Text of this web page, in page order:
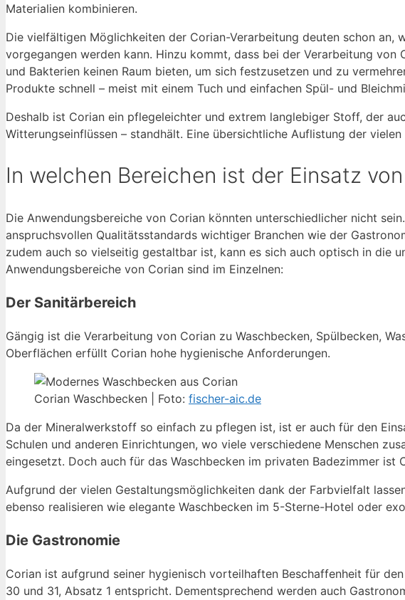
Materialien kombinieren.
Die vielfältigen Möglichkeiten der Corian-Verarbeitung deuten schon
vorgegangen werden kann. Hinzu kommt, dass bei der Verarbeitung
und Bakterien keinen Raum bieten, um sich festzusetzen und zu
Produkte schnell – meist mit einem Tuch und einfachen Spül- und
Deshalb ist Corian ein pflegeleichter und extrem langlebiger Stoff, der
Witterungseinflüssen – standhält. Eine übersichtliche Auflistung der
In welchen Bereichen ist der Einsatz
Die Anwendungsbereiche von Corian könnten unterschiedlicher nicht
anspruchsvollen Qualitätsstandards wichtiger Branchen wie der
zudem auch so vielseitig gestaltbar ist, kann es sich auch optisch in die
Anwendungsbereiche von Corian sind im Einzelnen:
Der Sanitärbereich
Gängig ist die Verarbeitung von Corian zu Waschbecken, Spülbecken,
Oberflächen erfüllt Corian hohe hygienische Anforderungen.
Corian Waschbecken | Foto: fischer-aic.de
Da der Mineralwerkstoff so einfach zu pflegen ist, ist er auch für den
Schulen und anderen Einrichtungen, wo viele verschiedene Menschen
eingesetzt. Doch auch für das Waschbecken im privaten Badezimmer ist
Aufgrund der vielen Gestaltungsmöglichkeiten dank der Farbvielfalt
ebenso realisieren wie elegante Waschbecken im 5-Sterne-Hotel oder
Die Gastronomie
Corian ist aufgrund seiner hygienisch vorteilhaften Beschaffenheit für
30 und 31, Absatz 1 entspricht. Dementsprechend werden auch